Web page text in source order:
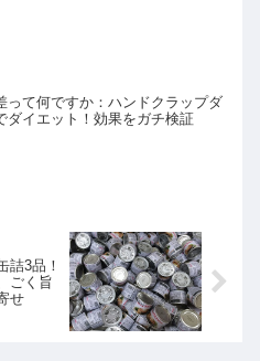
って何ですか：ハンドクラップダ
ダイエット！効果をガチ検証
詰3品！
ごく旨
せ